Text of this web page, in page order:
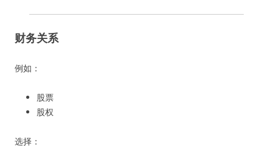
财务关系
例如：
股票
股权
选择：